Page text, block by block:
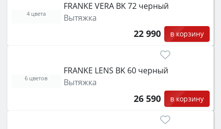
FRANKE VERA BK 72 черный
Вытяжка
22 990 в корзину
4 цвета
FRANKE LENS BK 60 черный
Вытяжка
26 590 в корзину
6 цветов